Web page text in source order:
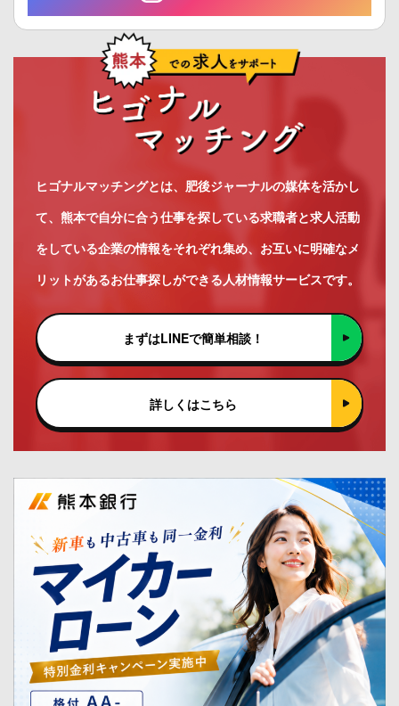
ヒゴナルマッチングとは、肥後ジャーナルの媒体を活かし
て、熊本で自分に合う仕事を探している求職者と求人活動
をしている企業の情報をそれぞれ集め、お互いに明確なメ
リットがあるお仕事探しができる人材情報サービスです。
まずはLINEで簡単相談！
詳しくはこちら